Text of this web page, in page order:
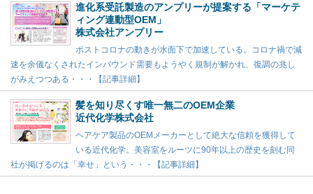
進化系受託製造のアンプリーが提案する「マーケテ
ィング連動型OEM」
株式会社アンプリー
ポストコロナの動きが水面下で加速している。コロナ禍で減
速を余儀なくされたインバウンド需要もようやく規制が解かれ、復調の兆し
がみえつつある・・・【記事詳細】
髪を知り尽くす唯一無二のOEM企業
近代化学株式会社
ヘアケア製品のOEMメーカーとして絶大な信頼を獲得して
いる近代化学。美容室をルーツに90年以上の歴史を刻む同
社が掲げるのは「幸せ」という・・・【記事詳細】